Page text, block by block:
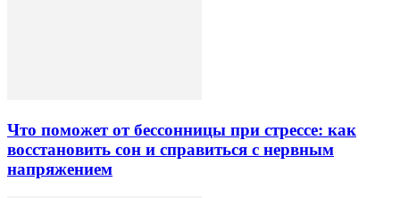
Что поможет от бессонницы при стрессе: как
восстановить сон и справиться с нервным
напряжением